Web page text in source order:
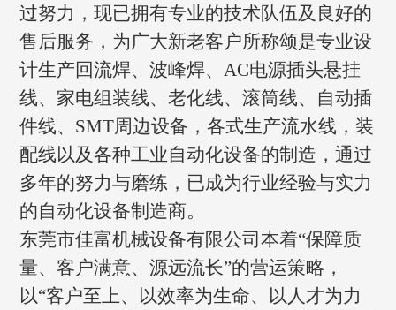
过努力，现已拥有专业的技术队伍及良好的
售后服务，为广大新老客户所称颂是专业设
计生产回流焊、波峰焊、AC电源插头悬挂
线、家电组装线、老化线、滚筒线、自动插
件线、SMT周边设备，各式生产流水线，装
配线以及各种工业自动化设备的制造，通过
多年的努力与磨练，已成为行业经验与实力
的自动化设备制造商。
东莞市佳富机械设备有限公司本着“保障质
量、客户满意、源远流长”的营运策略，
以“客户至上、以效率为生命、以人才为力